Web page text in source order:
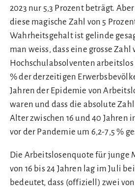
2023 nur 5,3 Prozent beträgt.
diese magische Zahl von 5
Wahrheitsgehalt ist gelinde
man weiss, dass eine grosse Zahl
Hochschulabsolventen arbeitslos
% der derzeitigen
Jahren der Epidemie von
waren und dass die absolute
Alter zwischen 16 und 40 Jahren
vor der Pandemie um 6,2-7,5 %
Die Arbeitslosenquote für junge
von 16 bis 24 Jahren lag im Juli bei
bedeutet, dass (offiziell) zwei